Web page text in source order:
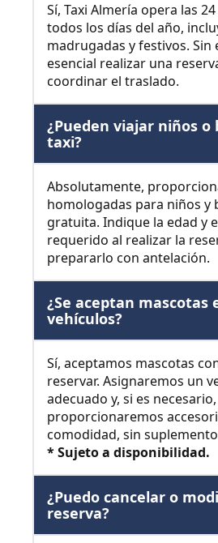
Sí, Taxi Almería opera las
todos los días del año,
madrugadas y festivos. Sin
esencial realizar una
coordinar el traslado.
¿Pueden viajar niños o
taxi?
Absolutamente,
homologadas para niños y
gratuita. Indique la edad y
requerido al realizar la
prepararlo con antelación.
¿Se aceptan mascotas
vehículos?
Sí, aceptamos mascotas
reservar. Asignaremos un
adecuado y, si es necesario,
proporcionaremos
comodidad, sin
* Sujeto a disponibilidad.
¿Puedo cancelar o
reserva?